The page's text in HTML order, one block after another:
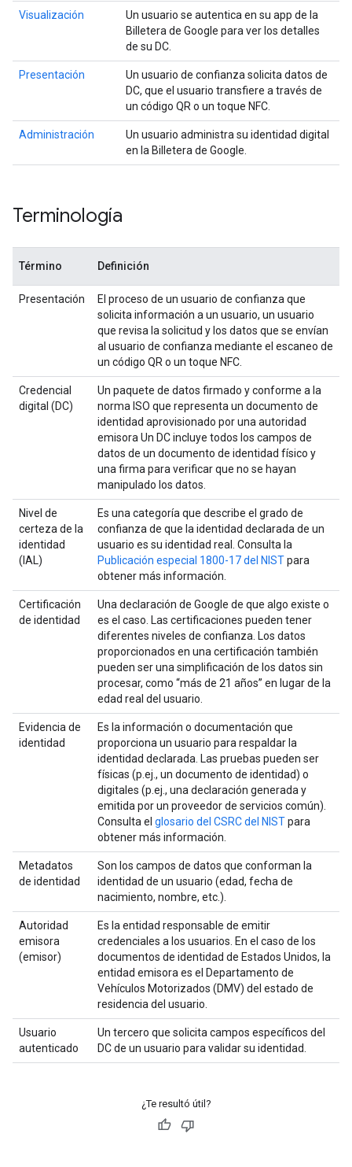
Visualización
Un usuario se autentica en su app de la
Billetera de Google para ver los detalles
de su DC.
Presentación
Un usuario de confianza solicita datos de
DC, que el usuario transfiere a través de
un código QR o un toque NFC.
Administración
Un usuario administra su identidad digital
en la Billetera de Google.
Terminología
Término Definición
Presentación
El proceso de un usuario de confianza que
solicita información a un usuario, un usuario
que revisa la solicitud y los datos que se envían
al usuario de confianza mediante el escaneo de
un código QR o un toque NFC.
Credencial
digital (DC)
Un paquete de datos firmado y conforme a la
norma ISO que representa un documento de
identidad aprovisionado por una autoridad
emisora Un DC incluye todos los campos de
datos de un documento de identidad físico y
una firma para verificar que no se hayan
manipulado los datos.
Nivel de
certeza de la
identidad
(IAL)
Es una categoría que describe el grado de
confianza de que la identidad declarada de un
usuario es su identidad real. Consulta la
Publicación especial 1800-17 del NISTpara
obtener más información.
Certificación
de identidad
Una declaración de Google de que algo existe o
es el caso. Las certificaciones pueden tener
diferentes niveles de confianza. Los datos
proporcionados en una certificación también
pueden ser una simplificación de los datos sin
procesar, como “más de 21 años” en lugar de la
edad real del usuario.
Evidencia de
identidad
Es la información o documentación que
proporciona un usuario para respaldar la
identidad declarada. Las pruebas pueden ser
físicas (p.ej., un documento de identidad) o
digitales (p.ej., una declaración generada y
emitida por un proveedor de servicios común).
Consulta el glosario del CSRC del NISTpara
obtener más información.
Metadatos
de identidad
Son los campos de datos que conforman la
identidad de un usuario (edad, fecha de
nacimiento, nombre, etc.).
Autoridad
emisora
(emisor)
Es la entidad responsable de emitir
credenciales a los usuarios. En el caso de los
documentos de identidad de Estados Unidos, la
entidad emisora es el Departamento de
Vehículos Motorizados (DMV) del estado de
residencia del usuario.
Usuario
autenticado
Un tercero que solicita campos específicos del
DC de un usuario para validar su identidad.
¿Te resultó útil?